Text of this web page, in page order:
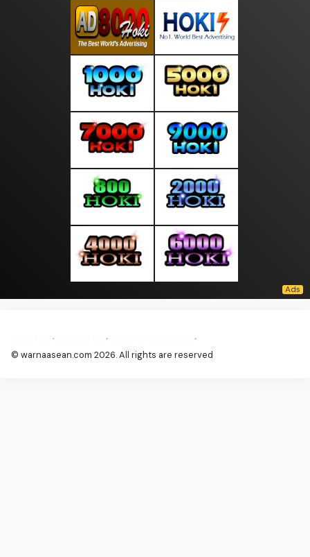
· ·
·
© warnaasean.com 2026. All rights are reserved